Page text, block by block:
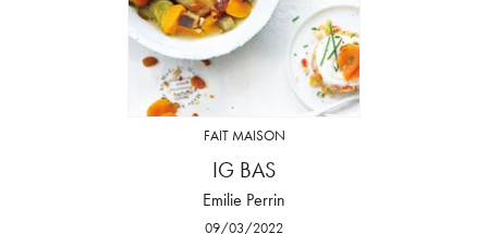
FAIT MAISON
IG BAS
Emilie Perrin
09/03/2022